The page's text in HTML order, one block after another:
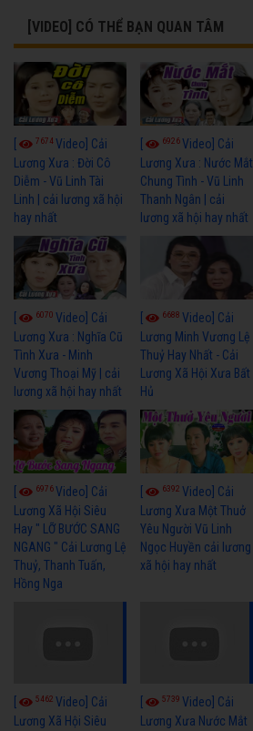
[VIDEO] CÓ THỂ BẠN QUAN TÂM
7674Video] Cải
Lương Xưa : Đời Cô
Diễm - Vũ Linh Tài
Linh | cải lương xã hội
hay nhất
6926Video] Cải
Lương Xưa : Nước Mắt
Chung Tình - Vũ Linh
Thanh Ngân | cải
lương xã hội hay nhất
6070 Video] Cải
Lương Xưa : Nghĩa Cũ
Tình Xưa - Minh
Vương Thoại Mỹ | cải
lương xã hội hay nhất
6688Video] Cải
Lương Minh Vương Lệ
Thuỷ Hay Nhất - Cải
Lương Xã Hội Xưa Bất
Hủ
6976Video] Cải
Lương Xã Hội Siêu
Hay " LỠ BƯỚC SANG
NGANG " Cải Lương Lệ
Thuỷ, Thanh Tuấn,
Hồng Nga
6392Video] Cải
Lương Xưa Một Thuở
Yêu Người Vũ Linh
Ngọc Huyền cải lương
xã hội hay nhất
5462 Video] Cải
Lương Xã Hội Siêu
5739Video] Cải
Lương Xưa Nước Mắt